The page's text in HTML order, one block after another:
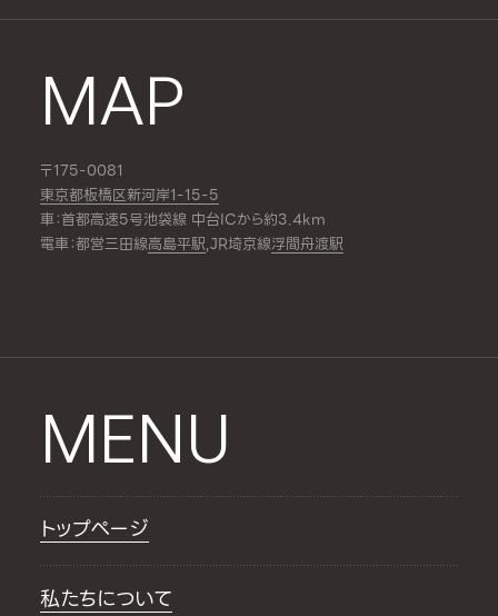
MAP
〒175-0081
東京都板橋区新河岸1-15-5
車：首都高速5号池袋線 中台ICから約3.4km
電車：都営三田線高島平駅,JR埼京線浮間舟渡駅
MENU
トップページ
私たちについて